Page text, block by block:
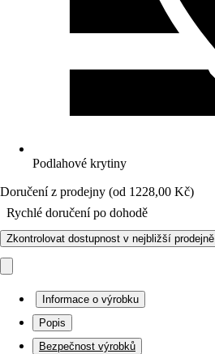
Podlahové krytiny
Doručení z prodejny (od 1228,00 Kč)
Rychlé doručení po dohodě
Zkontrolovat dostupnost v nejbližší prodejně
Informace o výrobku
Popis
Bezpečnost výrobků